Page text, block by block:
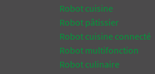
Robot cuisine
Robot pâtissier
Robot cuisine connecté
Robot multifonction
Robot culinaire